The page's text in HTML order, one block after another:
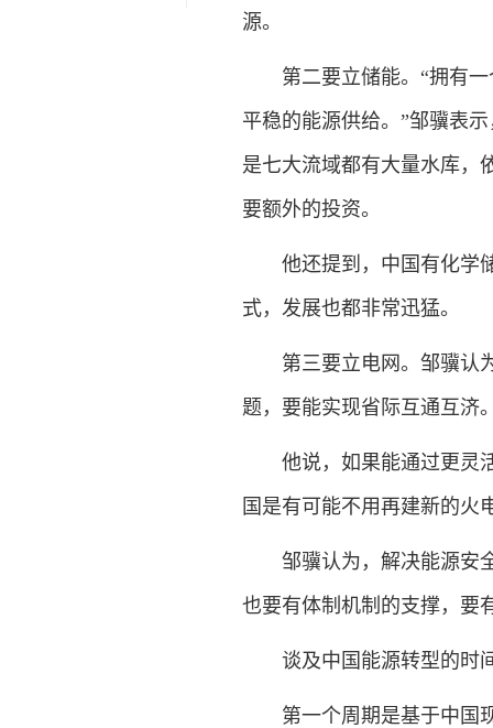
源。
第二要立储能。“拥有一
平稳的能源供给。”邹骥表
是七大流域都有大量水库，
要额外的投资。
他还提到，中国有化学储
式，发展也都非常迅猛。
第三要立电网。邹骥认为
题，要能实现省际互通互济
他说，如果能通过更灵活
国是有可能不用再建新的火
邹骥认为，解决能源安全
也要有体制机制的支撑，要
谈及中国能源转型的时
第一个周期是基于中国现